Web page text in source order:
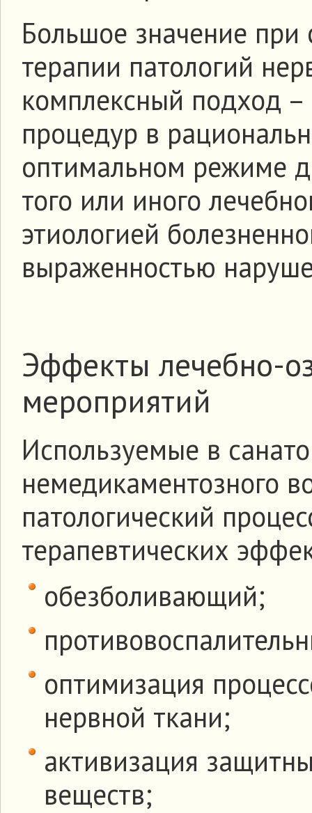
Большое значение при
терапии патологий
комплексный подход –
процедур в
оптимальном режиме
того или иного
этиологией
выраженностью
Эффекты лечебно-
мероприятий
Используемые в
немедикаментозного
патологический
терапевтических
обезболивающий;
оптимизация
нервной ткани;
активизация
веществ;